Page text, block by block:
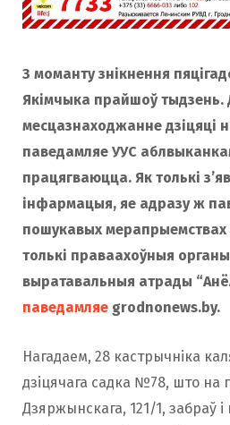
З моманту знікнення
Якімчыка прайшоў тыдзень.
месцазнаходжанне дзіцяці
паведамляе УУС
працягваюцца. Як толькі
інфармацыя, яе адразу ж
пошукавых мерапрыемствах
толькі праваахоўныя
выратавальныя атрады
паведамляе grodnonews.by.
Нагадаем, 28 кастрычніка
дзіцячага садка №78, што на
Дзяржынскага, 121/1, забраў